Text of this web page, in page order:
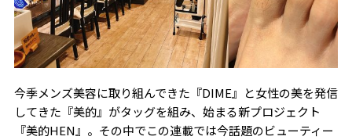
今季メンズ美容に取り組んできた『DIME』と女性の美を発信
してきた『美的』がタッグを組み、始まる新プロジェクト
『美的HEN』。その中でこの連載では今話題のビューティー